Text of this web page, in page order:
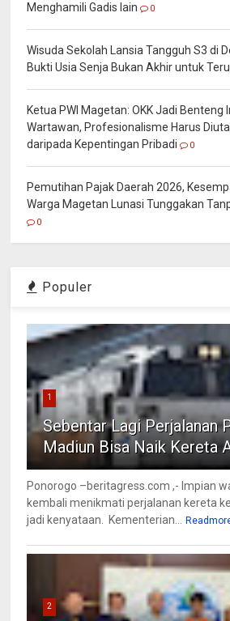
Menghamili Gadis lain
0
Wisuda Sekolah Lansia Tangguh S3 di
Bukti Usia Senja Bukan Akhir untuk
Ketua PWI Magetan: OKK Jadi Benteng
Wartawan, Profesionalisme Harus
daripada Kepentingan Pribadi
0
Pemutihan Pajak Daerah 2026,
Warga Magetan Lunasi Tunggakan
0
Populer
1
Sebentar Lagi Perjalanan
Madiun Bisa Naik Kereta
Ponorogo –beritagress.com ,- Impian
kembali menikmati perjalanan kereta
jadi kenyataan. Kementerian...
2